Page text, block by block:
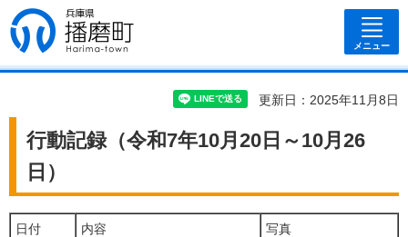
兵庫県 播磨
町
メニュー
更新日：2025年11月8日
行動記録（令和7年10月20日～10月26
日）
日付 内容 写真